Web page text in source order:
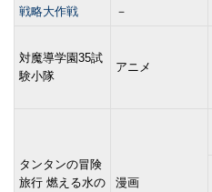
戦略大作戦 －
対魔導学園35試
験小隊
アニメ
タンタンの冒険
旅行 燃える水の
漫画